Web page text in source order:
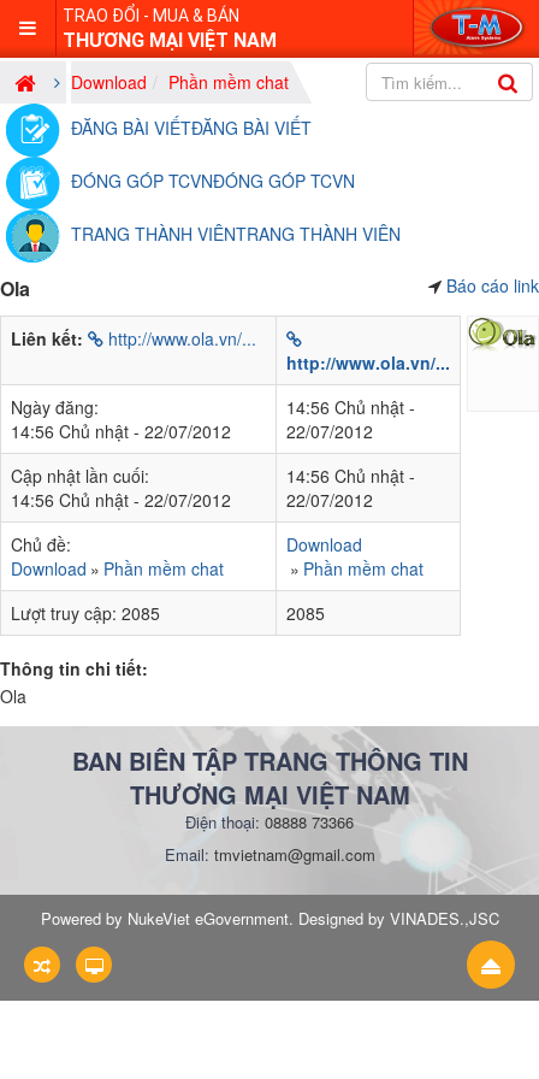
TRAO ĐỔI - MUA & BÁN
THƯƠNG MẠI VIỆT NAM
Download
Phần mềm chat
ĐĂNG BÀI VIẾTĐĂNG BÀI VIẾT
ĐÓNG GÓP TCVNĐÓNG GÓP TCVN
TRANG THÀNH VIÊNTRANG THÀNH VIÊN
Báo cáo link
Ola
Liên kết:
http://www.ola.vn/...
http://www.ola.vn/...
Ngày đăng:
14:56 Chủ nhật - 22/07/2012
14:56 Chủ nhật -
22/07/2012
Cập nhật lần cuối:
14:56 Chủ nhật - 22/07/2012
14:56 Chủ nhật -
22/07/2012
Chủ đề:
Download
Phần mềm chat
Download
Phần mềm chat
Lượt truy cập: 2085 2085
Thông tin chi tiết:
Ola
BAN BIÊN TẬP TRANG THÔNG TIN
THƯƠNG MẠI VIỆT NAM
Điện thoại: 08888 73366
Email: tmvietnam@gmail.com
Powered by NukeViet eGovernment. Designed by VINADES.,JSC